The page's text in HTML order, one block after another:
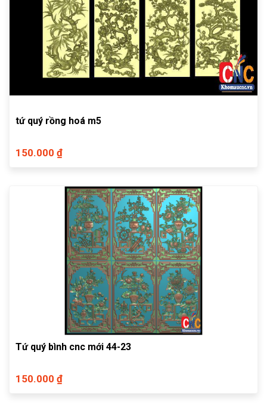
tứ quý rồng hoá m5
150.000 ₫
Tứ quý bình cnc mới 44-23
150.000 ₫